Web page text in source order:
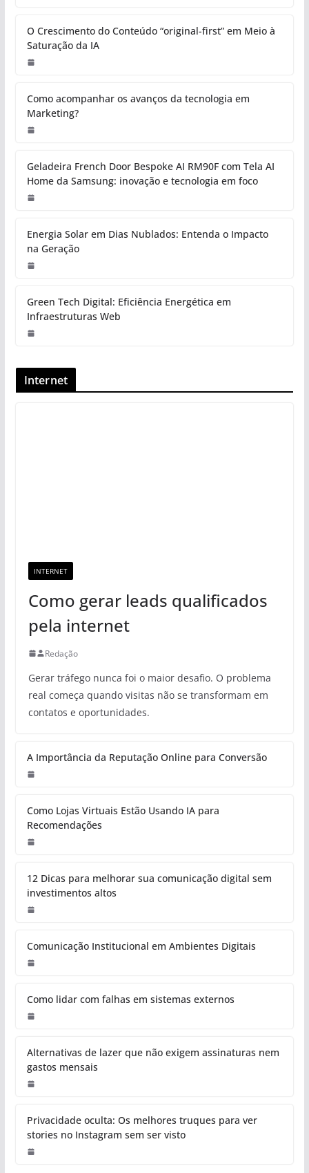
O Crescimento do Conteúdo “original-first” em Meio à
Saturação da IA
Como acompanhar os avanços da tecnologia em
Marketing?
Geladeira French Door Bespoke AI RM90F com Tela AI
Home da Samsung: inovação e tecnologia em foco
Energia Solar em Dias Nublados: Entenda o Impacto
na Geração
Green Tech Digital: Eficiência Energética em
Infraestruturas Web
Internet
INTERNET
Como gerar leads qualificados
pela internet
Redação
Gerar tráfego nunca foi o maior desafio. O problema
real começa quando visitas não se transformam em
contatos e oportunidades.
A Importância da Reputação Online para Conversão
Como Lojas Virtuais Estão Usando IA para
Recomendações
12 Dicas para melhorar sua comunicação digital sem
investimentos altos
Comunicação Institucional em Ambientes Digitais
Como lidar com falhas em sistemas externos
Alternativas de lazer que não exigem assinaturas nem
gastos mensais
Privacidade oculta: Os melhores truques para ver
stories no Instagram sem ser visto